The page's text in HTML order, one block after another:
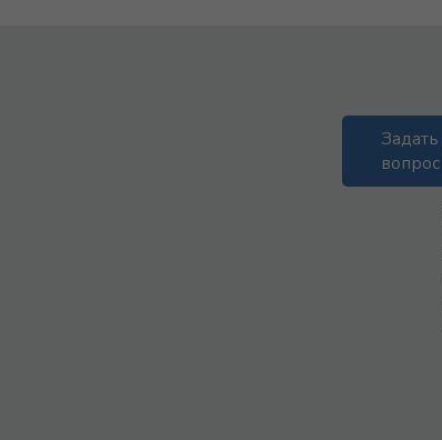
Задать
вопрос